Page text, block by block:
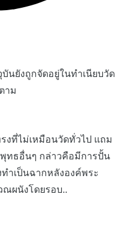
งถูกจัดอยู่ในทำเนียบวัด
าม
งที่ไม่เหมือนวัดทั่วไป แถม
พุทธอื่นๆ กล่าวคือมีการปั้น
ำเป็นฉากหลังองค์พระ
ณผนังโดยรอบ..